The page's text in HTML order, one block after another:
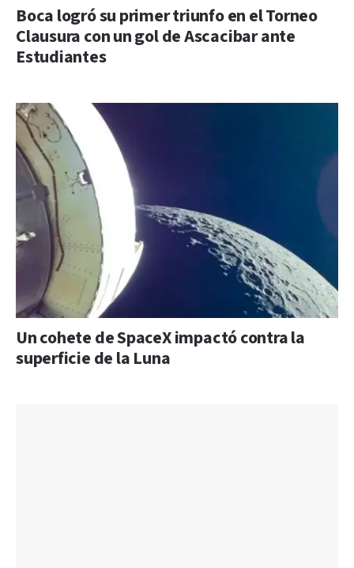
Boca logró su primer triunfo en el Torneo
Clausura con un gol de Ascacibar ante
Estudiantes
Un cohete de SpaceX impactó contra la
superficie de la Luna